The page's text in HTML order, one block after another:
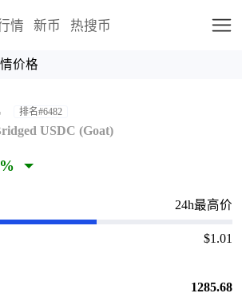
情 新币 热搜币
价格
排名#6482
USDC (Goat)
24h最高价
$1.01
1285.68